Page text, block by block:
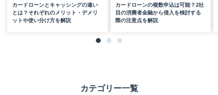
カードローンとキャッシングの違い
とは？それぞれのメリット・デメリ
ットや使い分け方を解説
カードローンの複数申込は可能？2社
目の消費者金融から借入を検討する
際の注意点を解説
カテゴリー一覧